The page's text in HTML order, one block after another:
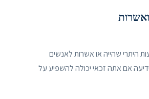
היתרי שהייה או אשרות לאנשים
אם אתה זכאי יכולה להשפיע על